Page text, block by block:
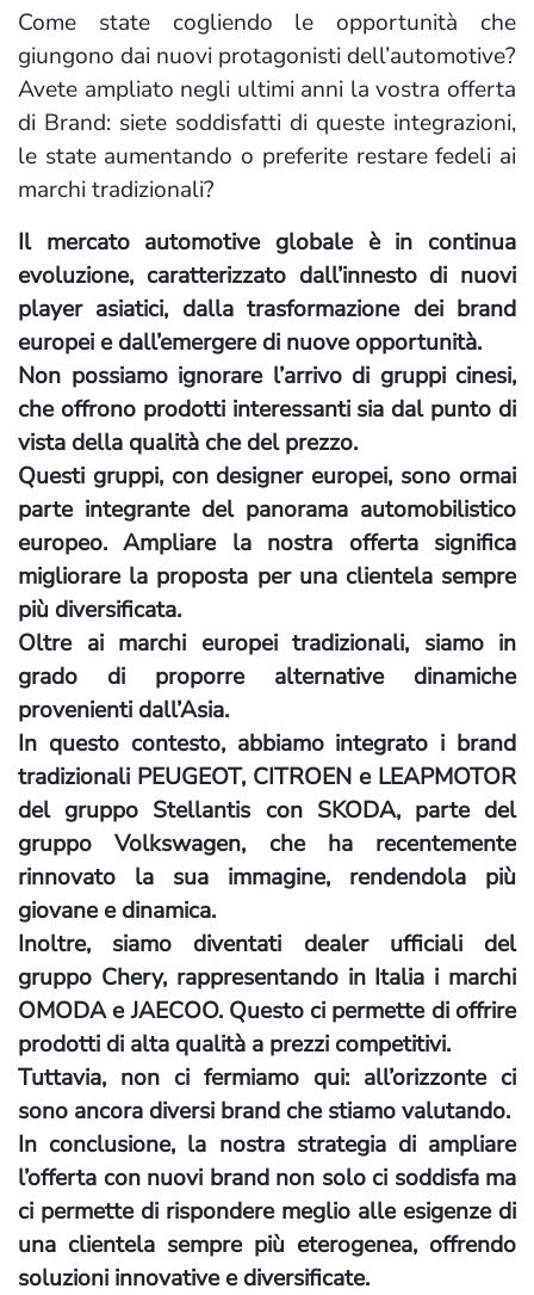
Come state cogliendo le opportunità che
giungono dai nuovi protagonisti dell’automotive?
Avete ampliato negli ultimi anni la vostra offerta
di Brand: siete soddisfatti di queste integrazioni,
le state aumentando o preferite restare fedeli ai
marchi tradizionali?
Il mercato automotive globale è in continua
evoluzione, caratterizzato dall’innesto di nuovi
player asiatici, dalla trasformazione dei brand
europei e dall’emergere di nuove opportunità.
Non possiamo ignorare l’arrivo di gruppi cinesi,
che offrono prodotti interessanti sia dal punto di
vista della qualità che del prezzo.
Questi gruppi, con designer europei, sono ormai
parte integrante del panorama automobilistico
europeo. Ampliare la nostra offerta significa
migliorare la proposta per una clientela sempre
più diversificata.
Oltre ai marchi europei tradizionali, siamo in
grado di proporre alternative dinamiche
provenienti dall’Asia.
In questo contesto, abbiamo integrato i brand
tradizionali PEUGEOT, CITROEN e LEAPMOTOR
del gruppo Stellantis con SKODA, parte del
gruppo Volkswagen, che ha recentemente
rinnovato la sua immagine, rendendola più
giovane e dinamica.
Inoltre, siamo diventati dealer ufficiali del
gruppo Chery, rappresentando in Italia i marchi
OMODA e JAECOO. Questo ci permette di offrire
prodotti di alta qualità a prezzi competitivi.
Tuttavia, non ci fermiamo qui: all’orizzonte ci
sono ancora diversi brand che stiamo valutando.
In conclusione, la nostra strategia di ampliare
l’offerta con nuovi brand non solo ci soddisfa ma
ci permette di rispondere meglio alle esigenze di
una clientela sempre più eterogenea, offrendo
soluzioni innovative e diversificate.